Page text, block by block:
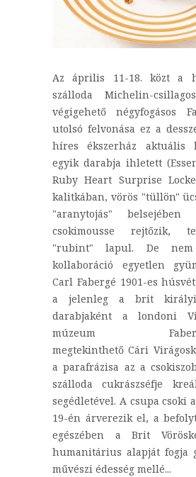
Az április 11-18. közt a
szálloda Michelin-
végigehető négyfogásos
utolsó felvonása ez a
híres ékszerház aktuális
egyik darabja ihletett
Ruby Heart Surprise
kalitkában, vörös "tüllön"
"aranytojás" belsejében
csokimousse rejtőzik,
"rubint" lapul. De
kollaboráció egyetlen
Carl Fabergé 1901-es
a jelenleg a brit királyi
darabjaként a londoni
múzeum Fabergé-
megtekinthető Cári
a parafrázisa az a
szálloda cukrászséfje
segédletével. A csupa csoki
19-én árverezik el, a
egészében a Brit
humanitárius alapját fogja
művészi édesség mellé...